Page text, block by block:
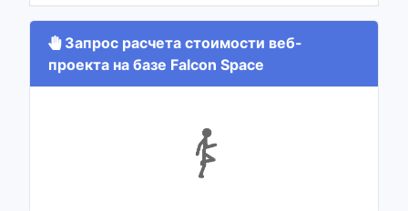
Запрос расчета стоимости веб-
проекта на базе Falcon Space